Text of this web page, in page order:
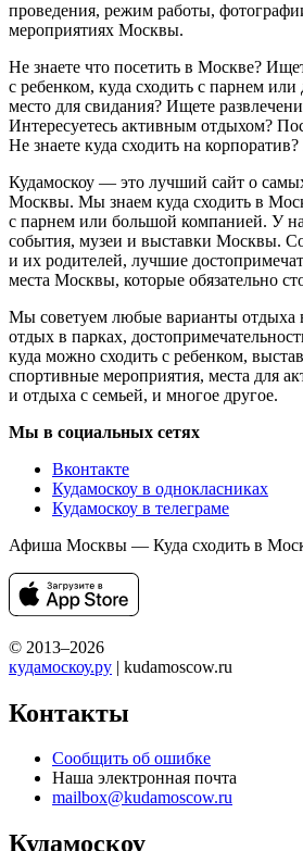
проведения, режим работы,
мероприятиях Москвы.
Не знаете что посетить в Москве?
с ребенком, куда сходить с парнем
место для свидания? Ищете
Интересуетесь активным отдыхом?
Не знаете куда сходить на
Кудамоскоу — это лучший сайт о
Москвы. Мы знаем куда сходить в
с парнем или большой компанией. У
события, музеи и выставки Москвы.
и их родителей, лучшие
места Москвы, которые обязательно
Мы советуем любые варианты
отдых в парках,
куда можно сходить с ребенком,
спортивные мероприятия, места для
и отдыха с семьей, и многое другое.
Мы в социальных сетях
Вконтакте
Кудамоскоу в однокласниках
Кудамоскоу в телеграме
Афиша Москвы — Куда сходить в
© 2013–2026
кудамоскоу.ру | kudamoscow.ru
Контакты
Сообщить об ошибке
Наша электронная почта
mailbox@kudamoscow.ru
Кудамоскоу